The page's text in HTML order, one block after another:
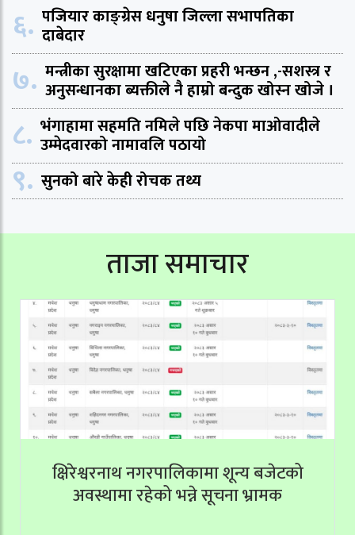
६. पजियार काङ्ग्रेस धनुषा जिल्ला सभापतिका
दाबेदार
७. मन्त्रीका सुरक्षामा खटिएका प्रहरी भन्छन ,-सशस्त्र र
अनुसन्धानका ब्यक्तीले नै हाम्रो बन्दुक खोस्न खोजे ।
८. भंगाहामा सहमति नमिले पछि नेकपा माओवादीले
उम्मेदवारको नामावलि पठायो
९. सुनको बारे केही रोचक तथ्य
ताजा समाचार
क्षिरेश्वरनाथ नगरपालिकामा शून्य बजेटको
अवस्थामा रहेको भन्ने सूचना भ्रामक